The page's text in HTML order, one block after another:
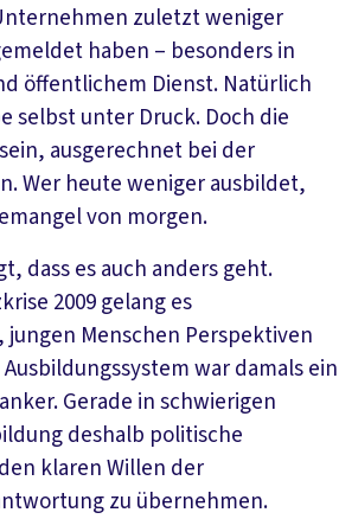
zuletzt weniger
haben – besonders in
öffentlichem Dienst. Natürlich
selbst unter Druck. Doch die
ausgerechnet bei der
Wer heute weniger ausbildet,
von morgen.
dass es auch anders geht.
2009 gelang es
Menschen Perspektiven
war damals ein
Gerade in schwierigen
deshalb politische
klaren Willen der
zu übernehmen.